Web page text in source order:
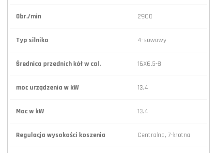
Obr./min 2900
Typ silnika 4-sowowy
Średnica przednich kół w cal. 16X6.5-8
moc urządzenia w kW 13.4
Moc w kW 13.4
Regulacja wysokości koszenia Centralna, 7-krotna